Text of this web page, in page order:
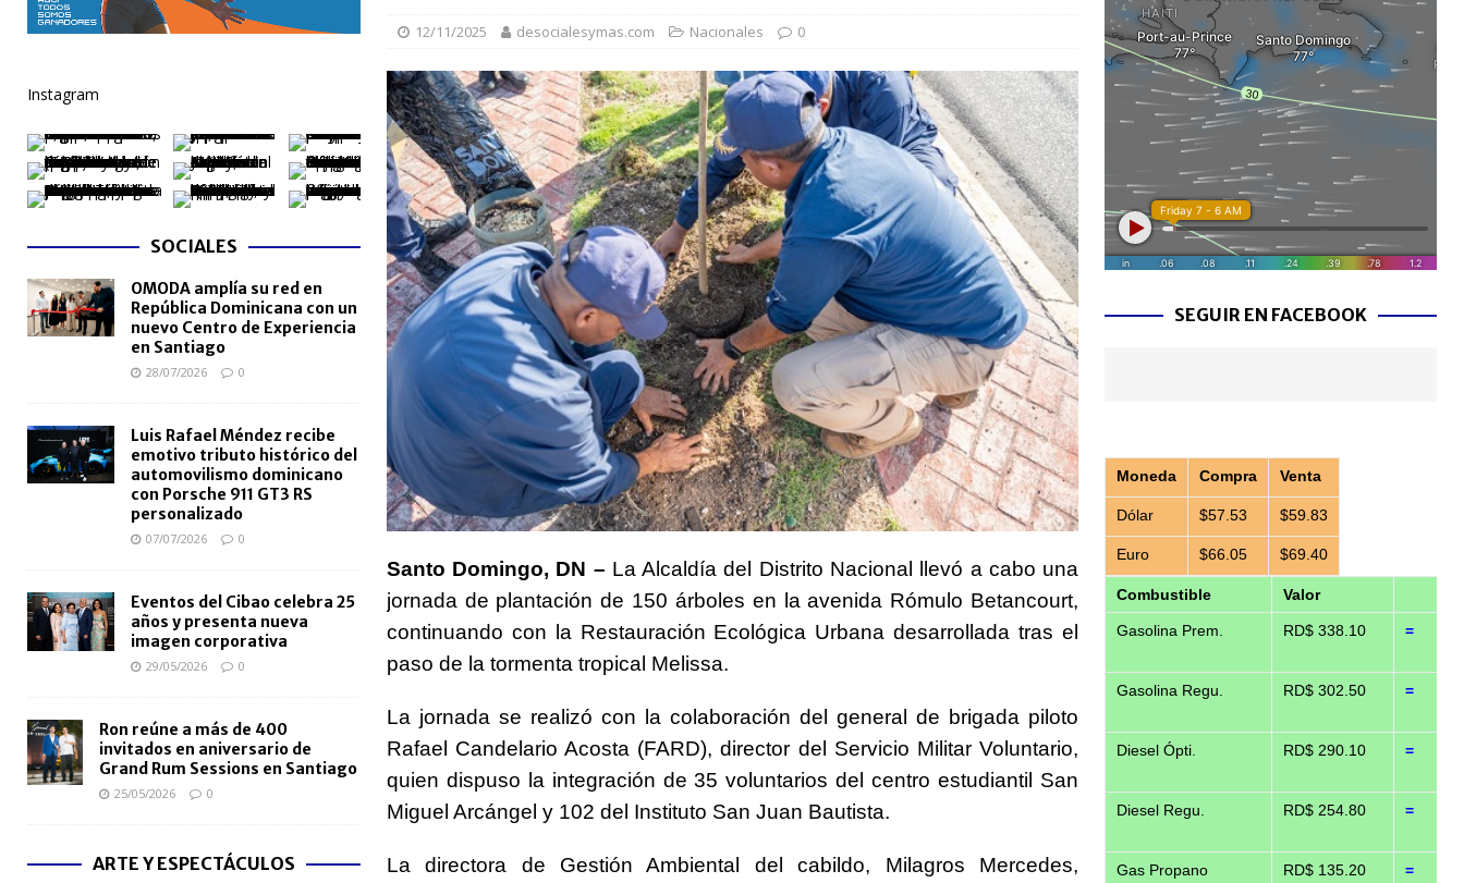
[ 06/08/2026 ]
Becas internacionales benefician a 1,500 jóvenes dominicanos para estudiar maestrías y doctorados en el
Meta RD 2036 reúne a Gobierno, universidades y sector privado para definir la estrategia de desarrollo
nacional
NACIONALES
[ 05/08/2026 ]
Lactancia materna fortalece la salud del bebé y la madre, destaca Hospiten Santo Domingo
SALUD
[ 05/08/2026 ]
TRAE incorpora 29 autobuses para ampliar el transporte escolar antes del inicio del año lectivo 2026-2027
NACIONALES
[ 05/08/2026 ] Santo Domingo celebra 528 años con balance de obras urbanas y nuevos proyectos para la capital
NACIONALES
12/11/2025 desocialesymas.com Nacionales 0
Santo Domingo, DN – La Alcaldía del Distrito Nacional llevó a cabo una
jornada de plantación de 150 árboles en la avenida Rómulo Betancourt,
continuando con la Restauración Ecológica Urbana desarrollada tras el
paso de la tormenta tropical Melissa.
La jornada se realizó con la colaboración del general de brigada piloto
Rafael Candelario Acosta (FARD), director del Servicio Militar Voluntario,
quien dispuso la integración de 35 voluntarios del centro estudiantil San
Miguel Arcángel y 102 del Instituto San Juan Bautista.
La directora de Gestión Ambiental del cabildo, Milagros Mercedes,
Instagram
SOCIALES
OMODA amplía su red en
República Dominicana con un
nuevo Centro de Experiencia
en Santiago
28/07/2026 0
Luis Rafael Méndez recibe
emotivo tributo histórico del
automovilismo dominicano
con Porsche 911 GT3 RS
personalizado
07/07/2026 0
Eventos del Cibao celebra 25
años y presenta nueva
imagen corporativa
29/05/2026 0
Ron reúne a más de 400
invitados en aniversario de
Grand Rum Sessions en Santiago
25/05/2026 0
ARTE Y ESPECTÁCULOS
SEGUIR EN FACEBOOK
Moneda Compra Venta
Dólar $57.53 $59.83
Euro $66.05 $69.40
Combustible Valor
Gasolina Prem. RD$ 338.10 =
Gasolina Regu. RD$ 302.50 =
Diesel Ópti. RD$ 290.10 =
Diesel Regu. RD$ 254.80 =
Gas Propano RD$ 135.20 =